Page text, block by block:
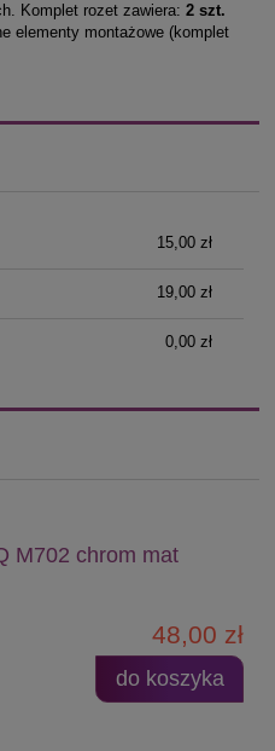
Komplet rozet zawiera: 2 szt.
elementy montażowe (komplet
płatności
15,00 zł
19,00 zł
0,00 zł
M702 chrom mat
48,00 zł
do koszyka